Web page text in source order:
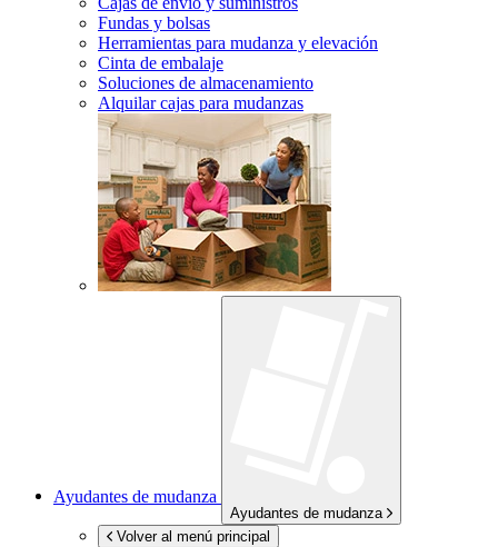
Fundas y bolsas
Herramientas para mudanza y elevación
Cinta de embalaje
Soluciones de almacenamiento
Alquilar cajas para mudanzas
Ayudantes de mudanza
Ayudantes de mudanza
Volver al menú principal